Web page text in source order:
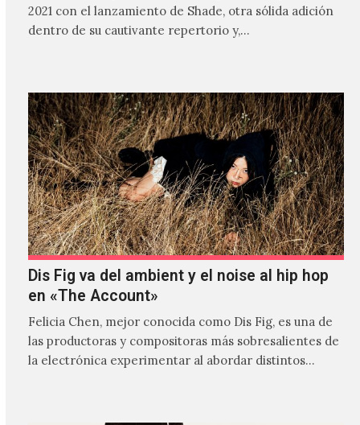
2021 con el lanzamiento de Shade, otra sólida adición
dentro de su cautivante repertorio y,…
Dis Fig va del ambient y el noise al hip hop
en «The Account»
Felicia Chen, mejor conocida como Dis Fig, es una de
las productoras y compositoras más sobresalientes de
la electrónica experimentar al abordar distintos